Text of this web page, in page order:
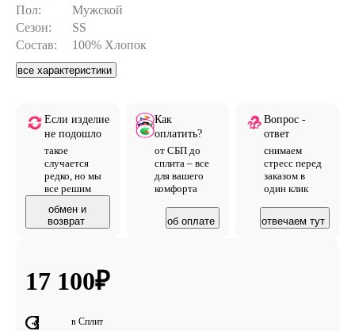
Пол:
Мужской
Сезон:
SS
Состав:
100% Хлопок
все характеристики
Если изделие
не подошло
такое
случается
редко, но мы
все решим
обмен и
возврат
Как
оплатить?
от СБП до
сплита – все
для вашего
комфорта
об оплате
Вопрос -
ответ
снимаем
стресс перед
заказом в
один клик
отвечаем тут
17 100₽
от 4 275 ₽ в Сплит